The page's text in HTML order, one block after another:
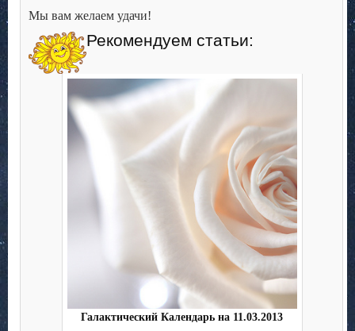
Мы вам желаем удачи!
Рекомендуем статьи:
Галактический Календарь на 11.03.2013